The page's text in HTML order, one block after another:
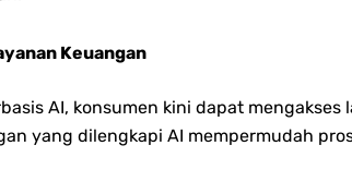
Keuangan
AI, konsumen kini dapat
yang dilengkapi AI mempermudah